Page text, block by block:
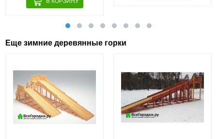
Еще зимние деревянные горки